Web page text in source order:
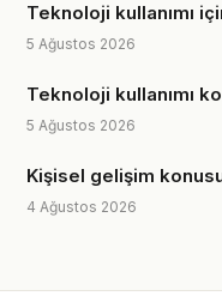
Teknoloji kullanımı
5 Ağustos 2026
Teknoloji kullanımı
5 Ağustos 2026
Kişisel gelişim
4 Ağustos 2026